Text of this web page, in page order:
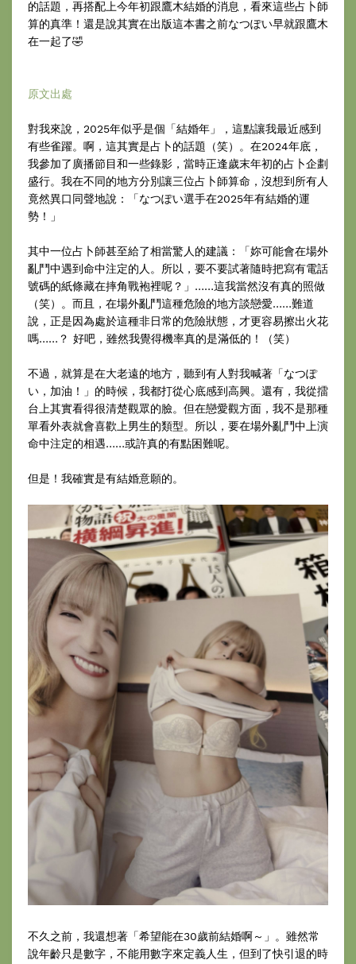
的話題，再搭配上今年初跟鷹木結婚的消息，看來這些占卜師
算的真準！還是說其實在出版這本書之前なつぽい早就跟鷹木
在一起了🤣
原文出處
對我來說，2025年似乎是個「結婚年」，這點讓我最近感到
有些雀躍。啊，這其實是占卜的話題（笑）。在2024年底，
我參加了廣播節目和一些錄影，當時正逢歲末年初的占卜企劃
盛行。我在不同的地方分別讓三位占卜師算命，沒想到所有人
竟然異口同聲地說：「なつぽい選手在2025年有結婚的運
勢！」
其中一位占卜師甚至給了相當驚人的建議：「妳可能會在場外
亂鬥中遇到命中注定的人。所以，要不要試著隨時把寫有電話
號碼的紙條藏在摔角戰袍裡呢？」……這我當然沒有真的照做
（笑）。而且，在場外亂鬥這種危險的地方談戀愛……難道
說，正是因為處於這種非日常的危險狀態，才更容易擦出火花
嗎……？ 好吧，雖然我覺得機率真的是滿低的！（笑）
不過，就算是在大老遠的地方，聽到有人對我喊著「なつぽ
い，加油！」的時候，我都打從心底感到高興。還有，我從擂
台上其實看得很清楚觀眾的臉。但在戀愛觀方面，我不是那種
單看外表就會喜歡上男生的類型。所以，要在場外亂鬥中上演
命中注定的相遇……或許真的有點困難呢。
但是！我確實是有結婚意願的。
不久之前，我還想著「希望能在30歲前結婚啊～」。雖然常
說年齡只是數字，不能用數字來定義人生，但到了快引退的時